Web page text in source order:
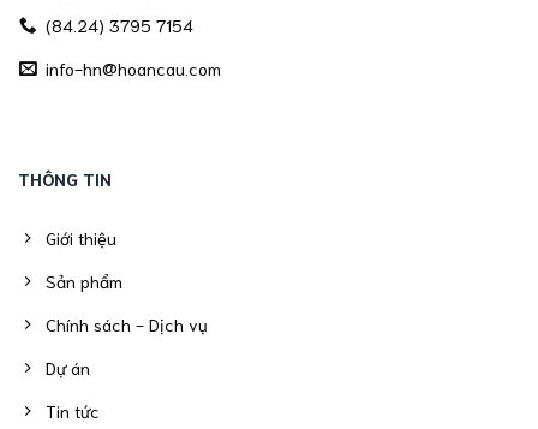
(84.24) 3795 7154
info-hn@hoancau.com
THÔNG TIN
Giới thiệu
Sản phẩm
Chính sách - Dịch vụ
Dự án
Tin tức